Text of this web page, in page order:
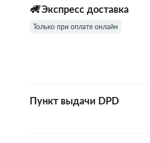
Экспресс доставка
Только при оплате онлайн
Пункт выдачи DPD